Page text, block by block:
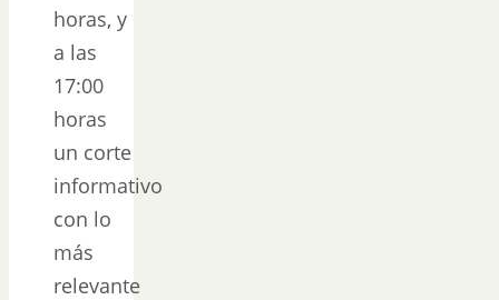
horas, y
a las
17:00
horas
un corte
informativo
con lo
más
relevante